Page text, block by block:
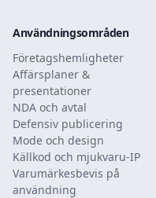
Användningsområden
Företagshemligheter
Affärsplaner &
presentationer
NDA och avtal
Defensiv publicering
Mode och design
Källkod och mjukvaru-IP
Varumärkesbevis på
användning